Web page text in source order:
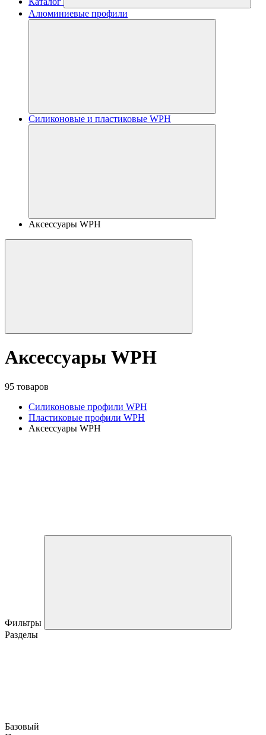
Алюминиевые профили
Силиконовые и пластиковые WPH
Аксессуары WPH
Аксессуары WPH
95 товаров
Силиконовые профили WPH
Пластиковые профили WPH
Аксессуары WPH
Фильтры
Разделы
Базовый